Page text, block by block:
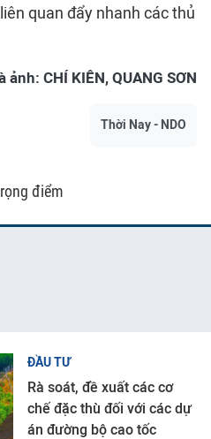
quan đẩy nhanh các thủ
ảnh: CHÍ KIÊN, QUANG SƠN
Thời Nay - NDO
điểm
ĐẦU TƯ
Rà soát, đề xuất các cơ
chế đặc thù đối với các dự
án đường bộ cao tốc